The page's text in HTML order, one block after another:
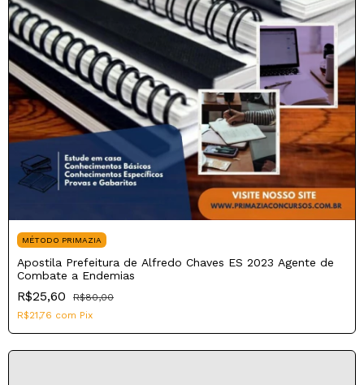
MÉTODO PRIMAZIA
Apostila Prefeitura de Alfredo Chaves ES 2023 Agente de
Combate a Endemias
R$25,60
R$80,00
R$21,76 com Pix